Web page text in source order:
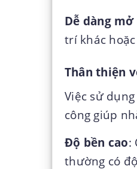
Dễ dàng
trí khác
Thân thiện
Việc sử
công giúp
Độ bền cao:
thường có